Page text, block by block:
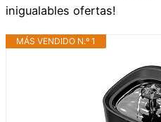
inigualables ofertas!
MÁS VENDIDO N.º 1